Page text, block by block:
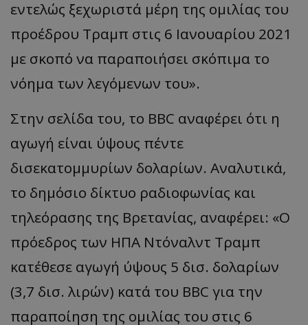
εντελώς ξεχωριστά μέρη της ομιλίας του
προέδρου Τραμπ στις 6 Ιανουαρίου 2021
με σκοπό να παραποιήσει σκόπιμα το
νόημα των λεγόμενων του».
Στην σελίδα του, το BBC αναφέρει ότι η
αγωγή είναι ύψους πέντε
δισεκατομμυρίων δολαρίων. Αναλυτικά,
το δημόσιο δίκτυο ραδιοφωνίας και
τηλεόρασης της Βρετανίας, αναφέρει: «Ο
πρόεδρος των ΗΠΑ Ντόναλντ Τραμπ
κατέθεσε αγωγή ύψους 5 δισ. δολαρίων
(3,7 δισ. λιρών) κατά του BBC για την
παραποίηση της ομιλίας του στις 6